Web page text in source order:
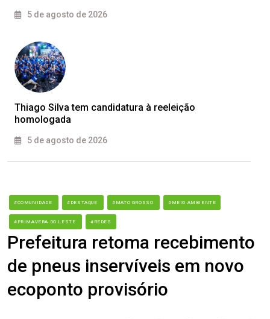
5 de agosto de 2026
Thiago Silva tem candidatura à reeleição
homologada
5 de agosto de 2026
#COMUNIDADE #DESTAQUE #MATO GROSSO #MEIO AMBIENTE
#PRIMAVERA DO LESTE #REDES
Prefeitura retoma recebimento
de pneus inservíveis em novo
ecoponto provisório